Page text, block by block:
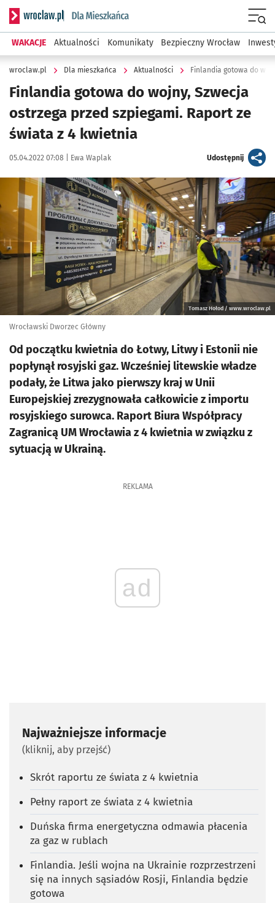
Serwis informacyjny wroclaw.pl podserwis: Dla mieszkańca
WAKACJE Aktualności Komunikaty Bezpieczny Wrocław
wroclaw.pl Dla mieszkańca Aktualności
Finlandia gotowa do wojny, Szwecja
ostrzega przed szpiegami. Raport ze
świata z 4 kwietnia
Data publikacji:
05.04.2022 07:08 | Autor:
Ewa Waplak Udostępnijartykuł
Kliknij, aby powiększyć
Tomasz Hołod / www.wroclaw.pl
Wrocławski Dworzec Główny
Od początku kwietnia do Łotwy, Litwy i Estonii nie
popłynął rosyjski gaz. Wcześniej litewskie władze
podały, że Litwa jako pierwszy kraj w Unii
Europejskiej zrezygnowała całkowicie z importu
rosyjskiego surowca. Raport Biura Współpracy
Zagranicą UM Wrocławia z 4 kwietnia w związku z
sytuacją w Ukrainą.
REKLAMA
ad
Najważniejsze informacje
(kliknij, aby przejść)
Skrót raportu ze świata z 4 kwietnia
Pełny raport ze świata z 4 kwietnia
Duńska firma energetyczna odmawia płacenia
za gaz w rublach
Finlandia. Jeśli wojna na Ukrainie rozprzestrzeni
się na innych sąsiadów Rosji, Finlandia będzie
gotowa